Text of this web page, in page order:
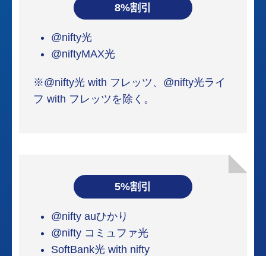
8%割引
@nifty光
@niftyMAX光
※@nifty光 with フレッツ、@nifty光ライ
フ with フレッツを除く。
5%割引
@nifty auひかり
@nifty コミュファ光
SoftBank光 with nifty